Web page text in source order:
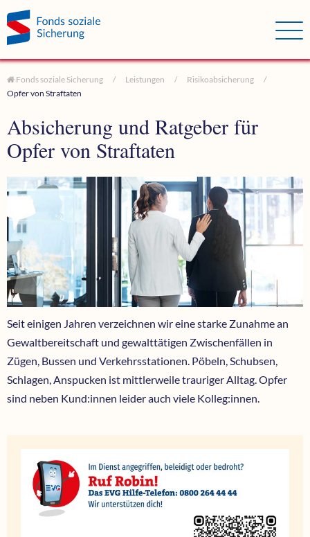
Fonds soziale Sicherung Leistungen
Risiko­absicherung
Opfer von Straftaten
Absicherung und Ratgeber für
Opfer von Straftaten
Seit einigen Jahren verzeichnen wir eine starke Zunahme an
Gewaltbereitschaft und gewalttätigen Zwischenfällen in
Zügen, Bussen und Verkehrsstationen. Pöbeln, Schubsen,
Schlagen, Anspucken ist mittlerweile trauriger Alltag. Opfer
sind neben Kund:innen leider auch viele Kolleg:innen.